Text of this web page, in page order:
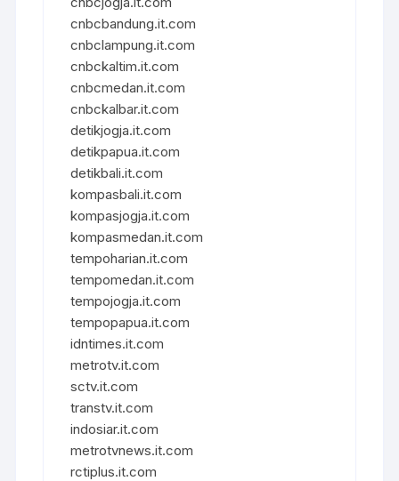
cnbcbandung.it.com
cnbclampung.it.com
cnbckaltim.it.com
cnbcmedan.it.com
cnbckalbar.it.com
detikjogja.it.com
detikpapua.it.com
detikbali.it.com
kompasbali.it.com
kompasjogja.it.com
kompasmedan.it.com
tempoharian.it.com
tempomedan.it.com
tempojogja.it.com
tempopapua.it.com
idntimes.it.com
metrotv.it.com
sctv.it.com
transtv.it.com
indosiar.it.com
metrotvnews.it.com
rctiplus.it.com